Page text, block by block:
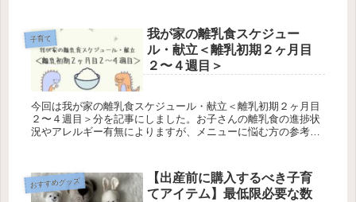
子育て
我が家の離乳食スケジュー
ル・献立＜離乳初期２ヶ月目
２〜４週目＞
今回は我が家の離乳食スケジュール・献立＜離乳初期２ヶ月目
２〜４週目＞分を記事にしました。お子さんの離乳食の進捗状
況やアレルギー有無によりますが、メニューに悩む方の参考に
おすすめグッズ
【出産前に購入するべき子育
てアイテム】最低限必要な数